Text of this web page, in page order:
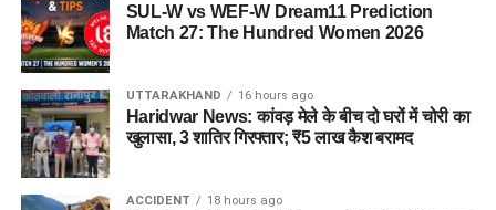
जेल नहीं, रेजिडेंशियल कॉम्प्लेक्स जैसा
होगा माहौल
SUL-W vs WEF-W Dream11 Prediction
Match 27: The Hundred Women 2026
UTTARAKHAND 16 hours ago
Haridwar News: कांवड़ मेले के बीच दो घरों में चोरी का
खुलासा, 3 शातिर गिरफ्तार; ₹5 लाख कैश बरामद
ACCIDENT 18 hours ago